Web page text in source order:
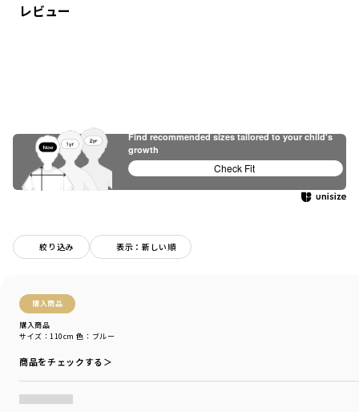
レビュー
絞り込み 表示：新しい順
購入商品
購入商品
サイズ：110cm 色：ブルー
商品をチェックする＞
Find recommended sizes tailored to your child's
growth
Check Fit